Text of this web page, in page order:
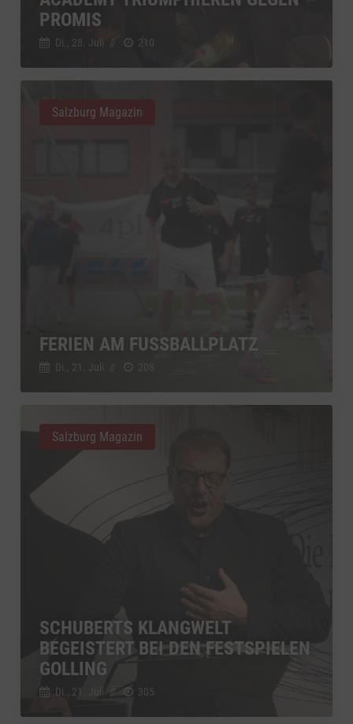
PROMIS
Di., 28. Juli // 210
FERIEN AM FUSSBALLPLATZ
Di., 21. Juli 208
Salzburg Magazin
SCHUBERTS KLANGWELT
BEGEISTERT BEI DEN FESTSPIELEN
GOLLING
Di., 21. Juli // 305
Salzburg Magazin